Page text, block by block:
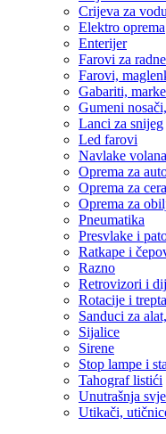
Crijeva za
Elektro oprema
Enterijer
Farovi za
Farovi,
Gabariti,
Gumeni
Lanci za snijeg
Led farovi
Navlake volana
Oprema za
Oprema za
Oprema za
Pneumatika
Presvlake i
Ratkape i
Razno
Retrovizori i
Rotacije i
Sanduci za
Sijalice
Sirene
Stop lampe i
Tahograf listići
Unutrašnja
Utikači,